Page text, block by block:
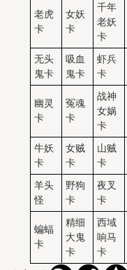
老虎
卡
女妖
卡
千年
老妖
卡
无头
鬼卡
吸血
鬼卡
虾兵
卡
幽灵
卡
冤魂
卡
战神
女娲
卡
牛妖
卡
女贼
卡
山贼
卡
羊头
怪
野狗
卡
夜叉
卡
蝙蝠
卡
精细
大鬼
卡
西域
响马
卡